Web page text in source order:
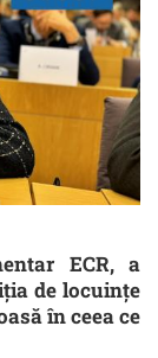
ECR, a
de locuințe
în ceea ce